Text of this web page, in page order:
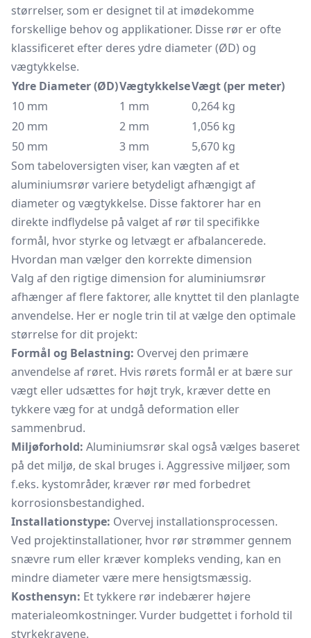
størrelser, som er designet til at imødekomme
forskellige behov og applikationer. Disse rør er ofte
klassificeret efter deres ydre diameter (ØD) og
vægtykkelse.
Ydre Diameter (ØD)VægtykkelseVægt (per meter)
10 mm
1 mm
0,264 kg
20 mm
2 mm
1,056 kg
50 mm
3 mm
5,670 kg
Som tabeloversigten viser, kan vægten af et
aluminiumsrør variere betydeligt afhængigt af
diameter og vægtykkelse. Disse faktorer har en
direkte indflydelse på valget af rør til specifikke
formål, hvor styrke og letvægt er afbalancerede.
Hvordan man vælger den korrekte dimension
Valg af den rigtige dimension for aluminiumsrør
afhænger af flere faktorer, alle knyttet til den planlagte
anvendelse. Her er nogle trin til at vælge den optimale
størrelse for dit projekt:
Formål og Belastning: Overvej den primære
anvendelse af røret. Hvis rørets formål er at bære sur
vægt eller udsættes for højt tryk, kræver dette en
tykkere væg for at undgå deformation eller
sammenbrud.
Miljøforhold: Aluminiumsrør skal også vælges baseret
på det miljø, de skal bruges i. Aggressive miljøer, som
f.eks. kystområder, kræver rør med forbedret
korrosionsbestandighed.
Installationstype: Overvej installationsprocessen.
Ved projektinstallationer, hvor rør strømmer gennem
snævre rum eller kræver kompleks vending, kan en
mindre diameter være mere hensigtsmæssig.
Kosthensyn: Et tykkere rør indebærer højere
materialeomkostninger. Vurder budgettet i forhold til
styrkekravene.